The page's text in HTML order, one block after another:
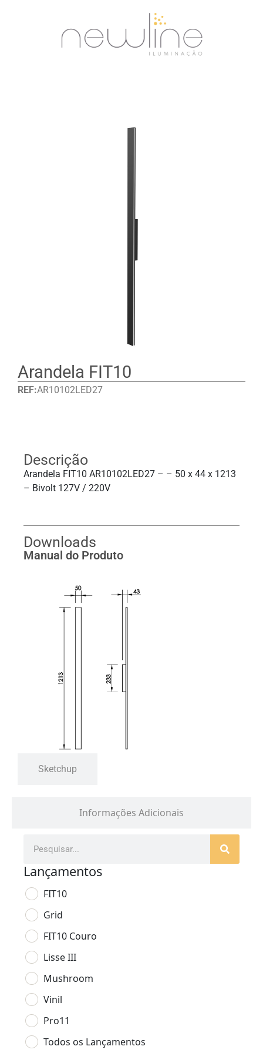
Arandela FIT10
REF:AR10102LED27
Informações Adicionais
Descrição
Arandela FIT10 AR10102LED27 – – 50 x 44 x 1213
– Bivolt 127V / 220V
Downloads
Manual do Produto
Sketchup
Lançamentos
FIT10
Grid
FIT10 Couro
Lisse III
Mushroom
Vinil
Pro11
Todos os Lançamentos